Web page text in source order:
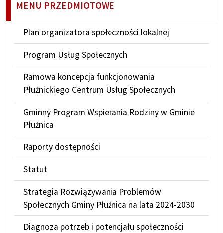
MENU PRZEDMIOTOWE
Plan organizatora społeczności lokalnej
Program Usług Społecznych
Ramowa koncepcja funkcjonowania
Płużnickiego Centrum Usług Społecznych
Gminny Program Wspierania Rodziny w Gminie
Płużnica
Raporty dostępności
Statut
Strategia Rozwiązywania Problemów
Społecznych Gminy Płużnica na lata 2024-2030
Diagnoza potrzeb i potencjału społeczności